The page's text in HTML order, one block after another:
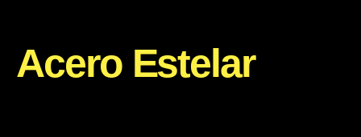
Acero Estelar